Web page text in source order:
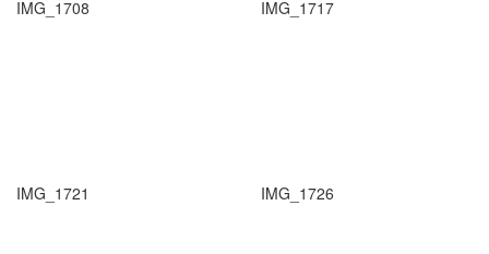
IMG_1708 IMG_1717
IMG_1721 IMG_1726